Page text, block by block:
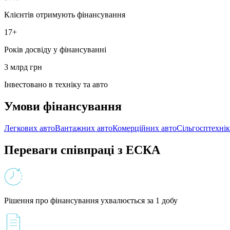
Клієнтів отримують фінансування
17+
Років досвіду у фінансуванні
3 млрд грн
Інвестовано в техніку та авто
Умови фінансування
Легкових автоВантажних автоКомерційних авто
Переваги співпраці з ЕСКА
Рішення про фінансування ухвалюється за 1 добу